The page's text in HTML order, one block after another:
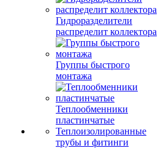
Гидроразделители
распределит коллектора
Группы быстрого
монтажа
Теплообменники
пластинчатые
Теплоизолированные
трубы и фитинги